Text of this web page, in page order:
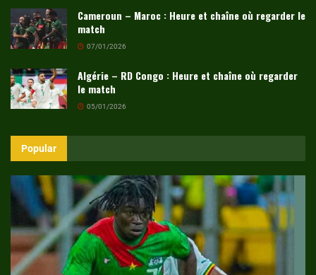
Cameroun – Maroc : Heure et chaîne où regarder le
match
07/01/2026
Algérie – RD Congo : Heure et chaîne où regarder
le match
05/01/2026
Popular